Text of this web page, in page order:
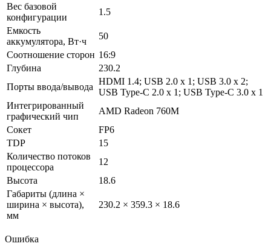
Вес базовой
конфигурации
1.5
Емкость
аккумулятора, Вт·ч
50
Соотношение сторон 16:9
Глубина
230.2
Порты ввода/вывода
HDMI 1.4; USB 2.0 x 1; USB 3.0 x 2;
USB Type-C 2.0 x 1; USB Type-C 3.0 x 1
Интегрированный
графический чип
AMD Radeon 760M
Сокет
FP6
TDP
15
Количество потоков
процессора
12
Высота
18.6
Габариты (длина ×
ширина × высота),
мм
230.2 × 359.3 × 18.6
Ошибка